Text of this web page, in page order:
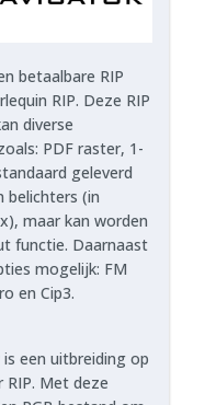
betaalbare RIP
RIP. Deze RIP
diverse
PDF raster, 1-
geleverd
belichters (in
maar kan worden
functie. Daarnaast
mogelijk: FM
en Cip3.
een uitbreiding op
Met deze